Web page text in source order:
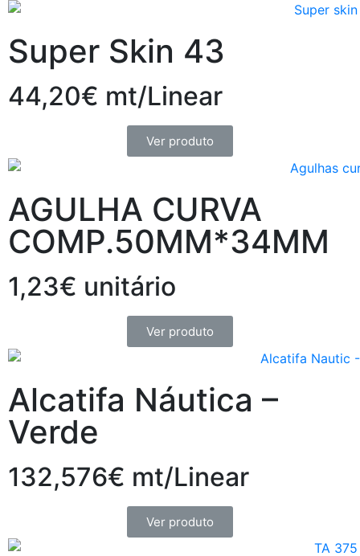
Super Skin 43
44,20€ mt/Linear
Ver produto
AGULHA CURVA
COMP.50MM*34MM
1,23€ unitário
Ver produto
Alcatifa Náutica –
Verde
132,576€ mt/Linear
Ver produto